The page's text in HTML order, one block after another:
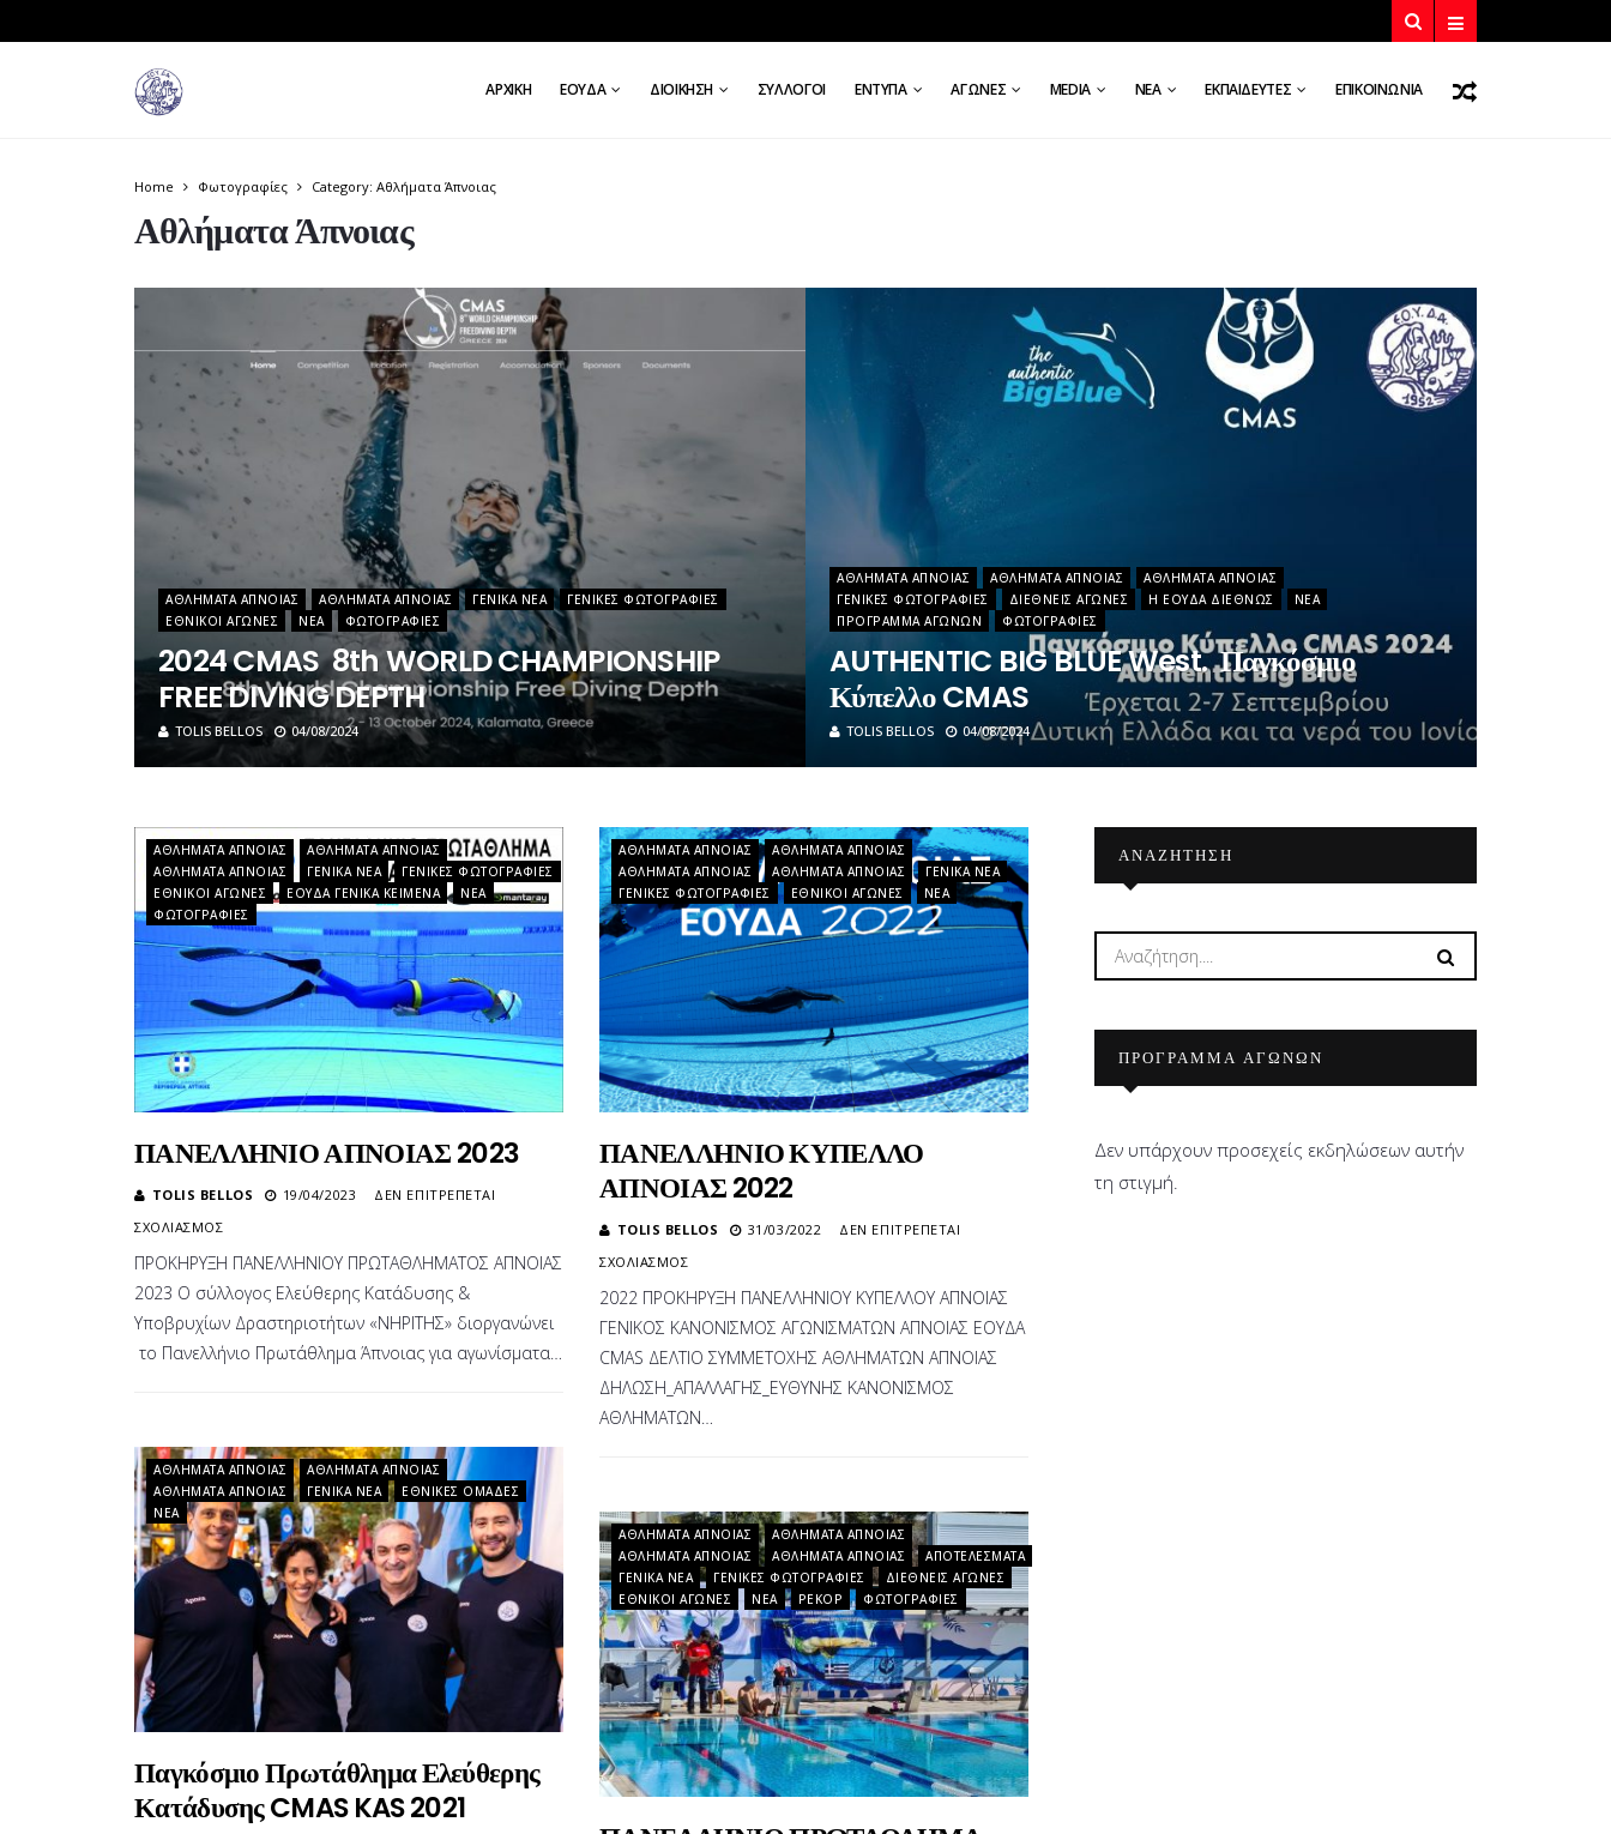
ΑΡΧΙΚΉ ΕΟΥΔΑ ΔΙΟΊΚΗΣΗ ΣΎΛΛΟΓΟΙ ΈΝΤΥΠΑ ΑΓΏΝΕΣ ΜEDIA ΝΈΑ ΕΚΠΑΙΔΕΥΤΈΣ ΕΠΙΚΟΙΝΩΝΊΑ
Home Φωτογραφίες Category: Αθλήματα Άπνοιας
Αθλήματα Άπνοιας
ΑΘΛΉΜΑΤΑ ΆΠΝΟΙΑΣ ΑΘΛΉΜΑΤΑ ΆΠΝΟΙΑΣ ΓΕΝΙΚΆ ΝΈΑ
ΓΕΝΙΚΈΣ ΦΩΤΟΓΡΑΦΊΕΣ
ΕΘΝΙΚΟΊ ΑΓΏΝΕΣ
ΝΈΑ ΦΩΤΟΓΡΑΦΊΕΣ
2024 CMAS 8th WORLD CHAMPIONSHIP
FREE DIVING DEPTH
TOLIS BELLOS 04/08/2024
ΑΘΛΉΜΑΤΑ ΆΠΝΟΙΑΣ ΑΘΛΉΜΑΤΑ ΆΠΝΟΙΑΣ
ΑΘΛΉΜΑΤΑ ΆΠΝΟΙΑΣ
ΓΕΝΙΚΈΣ ΦΩΤΟΓΡΑΦΊΕΣ
ΔΙΕΘΝΕΊΣ ΑΓΏΝΕΣ Η ΕΟΥΔΑ ΔΙΕΘΝΏΣ
ΝΈΑ
ΠΡΌΓΡΑΜΜΑ ΑΓΏΝΩΝ
ΦΩΤΟΓΡΑΦΊΕΣ
AUTHENTIC BIG BLUE West. Παγκόσμιο
Κύπελλο CMAS
TOLIS BELLOS 04/08/2024
ΑΘΛΉΜΑΤΑ ΆΠΝΟΙΑΣ
ΑΘΛΉΜΑΤΑ ΆΠΝΟΙΑΣ
ΑΘΛΉΜΑΤΑ ΆΠΝΟΙΑΣ
ΓΕΝΙΚΆ ΝΈΑ
ΓΕΝΙΚΈΣ ΦΩΤΟΓΡΑΦΊΕΣ
ΕΘΝΙΚΟΊ ΑΓΏΝΕΣ
ΕΟΥΔΑ ΓΕΝΙΚΆ ΚΕΊΜΕΝΑ
ΝΈΑ
ΦΩΤΟΓΡΑΦΊΕΣ
ΠΑΝΕΛΛΗΝΙΟ ΑΠΝΟΙΑΣ 2023
TOLIS BELLOS 19/04/2023
ΔΕΝ ΕΠΙΤΡΈΠΕΤΑΙ
ΣΧΟΛΙΑΣΜΌΣ
ΑΠΝΟΙΑΣ
2023
ΠΡΟΚΗΡΥΞΗ ΠΑΝΕΛΛΗΝΙΟΥ ΠΡΩΤΑΘΛΗΜΑΤΟΣ ΑΠΝΟΙΑΣ
2023 Ο σύλλογος Ελεύθερης Κατάδυσης &
Υποβρυχίων Δραστηριοτήτων «ΝΗΡΙΤΗΣ» διοργανώνει
το Πανελλήνιο Πρωτάθλημα Άπνοιας για αγωνίσματα…
ΑΘΛΉΜΑΤΑ ΆΠΝΟΙΑΣ
ΑΘΛΉΜΑΤΑ ΆΠΝΟΙΑΣ
ΑΘΛΉΜΑΤΑ ΆΠΝΟΙΑΣ
ΑΘΛΉΜΑΤΑ ΆΠΝΟΙΑΣ
ΓΕΝΙΚΆ ΝΈΑ
ΓΕΝΙΚΈΣ ΦΩΤΟΓΡΑΦΊΕΣ
ΕΘΝΙΚΟΊ ΑΓΏΝΕΣ ΝΈΑ
ΠΑΝΕΛΛΗΝΙΟ ΚΥΠΕΛΛΟ
ΑΠΝΟΙΑΣ 2022
TOLIS BELLOS 31/03/2022
ΔΕΝ ΕΠΙΤΡΈΠΕΤΑΙ
ΣΧΟΛΙΑΣΜΌΣ
ΚΥΠΕΛΛΟ
ΑΠΝΟΙΑΣ
2022
2022 ΠΡΟΚΗΡΥΞΗ ΠΑΝΕΛΛΗΝΙΟΥ ΚΥΠΕΛΛΟΥ ΑΠΝΟΙΑΣ
ΓΕΝΙΚΟΣ ΚΑΝΟΝΙΣΜΟΣ ΑΓΩΝΙΣΜΑΤΩΝ ΑΠΝΟΙΑΣ ΕΟΥΔΑ
CMAS ΔΕΛΤΙΟ ΣΥΜΜΕΤΟΧΗΣ ΑΘΛΗΜΑΤΩΝ ΑΠΝΟΙΑΣ
ΔΗΛΩΣΗ_ΑΠΑΛΛΑΓΗΣ_ΕΥΘΥΝΗΣ ΚΑΝΟΝΙΣΜΟΣ
ΑΘΛΗΜΑΤΩΝ…
ΑΘΛΉΜΑΤΑ ΆΠΝΟΙΑΣ
ΑΘΛΉΜΑΤΑ ΆΠΝΟΙΑΣ
ΑΘΛΉΜΑΤΑ ΆΠΝΟΙΑΣ
ΓΕΝΙΚΆ ΝΈΑ
ΕΘΝΙΚΈΣ ΟΜΆΔΕΣ
ΝΈΑ
Παγκόσμιο Πρωτάθλημα Ελεύθερης
Κατάδυσης CMAS KAS 2021
ΑΘΛΉΜΑΤΑ ΆΠΝΟΙΑΣ
ΑΘΛΉΜΑΤΑ ΆΠΝΟΙΑΣ
ΑΘΛΉΜΑΤΑ ΆΠΝΟΙΑΣ
ΑΘΛΉΜΑΤΑ ΆΠΝΟΙΑΣ
ΑΠΟΤΕΛΈΣΜΑΤΑ
ΓΕΝΙΚΆ ΝΈΑ
ΓΕΝΙΚΈΣ ΦΩΤΟΓΡΑΦΊΕΣ
ΔΙΕΘΝΕΊΣ ΑΓΏΝΕΣ
ΕΘΝΙΚΟΊ ΑΓΏΝΕΣ
ΝΈΑ ΡΕΚΌΡ ΦΩΤΟΓΡΑΦΊΕΣ
ΑΝΑΖΉΤΗΣΗ
ΠΡΟΓΡΑΜΜΑ ΑΓΩΝΩΝ
Δεν υπάρχουν προσεχείς εκδηλώσεων αυτήν
τη στιγμή.